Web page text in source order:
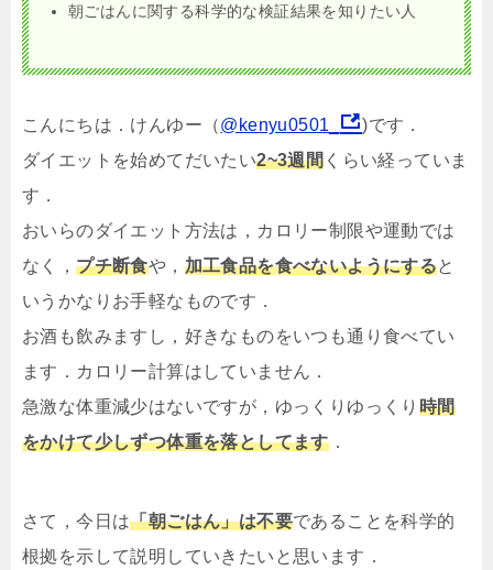
朝ごはんに関する科学的な検証結果を知りたい人
こんにちは．けんゆー（@kenyu0501_
)です．
ダイエットを始めてだいたい2~3週間 くらい経っていま
す．
おいらのダイエット方法は，カロリー制限や運動では
なく，プチ断食や， 加工食品を食べないようにすると
いうかなりお手軽なものです．
お酒も飲みますし，好きなものをいつも通り食べてい
ます．カロリー計算はしていません．
急激な体重減少はないですが，ゆっくりゆっくり 時間
をかけて少しずつ体重を落としてます．
さて，今日は「朝ごはん」は不要であることを科学的
根拠を示して説明していきたいと思います．